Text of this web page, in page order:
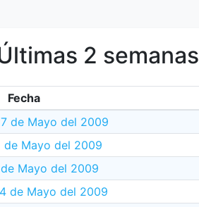
2 semanas
Fecha
de Mayo del 2009
de Mayo del 2009
Mayo del 2009
de Mayo del 2009